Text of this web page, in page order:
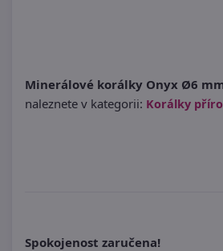
Minerálové korálky Onyx Ø6
naleznete v kategorii: Korálky
Spokojenost zaručena!